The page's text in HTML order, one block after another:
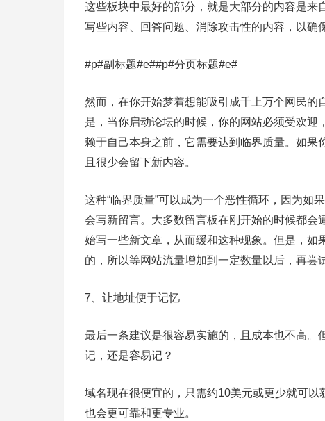
这些板块中最好的部分，就是大部分的内容是来
写些内容、回答问题、消除攻击性的内容，以确
#p#副标题#e##p#分页标题#e#
然而，在你开始梦着想能吸引成千上万个网民
是，当你启动论坛的时候，你的网站必须受欢
赖于自己本身之前，它需要达到临界质量。如
且很少会留下新内容。
这种“临界质量”可以成为一个恶性循环，因为如
会写新留言。大多数留言板在刚开始的时候都
始写一些新文章，从而缓和这种现象。但是，
的，所以等网站流量增加到一定数量以后，再尝
7、让地址便于记忆
最后一条建议是很容易实施的，且成本也不高
记，还是容易记？
域名现在很便宜的，只需约10美元或更少就可
也会更可靠和更专业。